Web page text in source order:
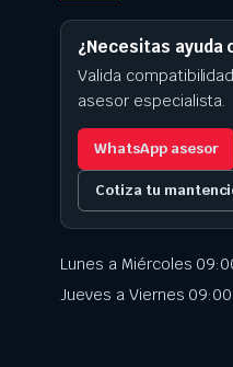
¿Necesitas ayuda
Valida
asesor especialista.
WhatsApp asesor
Cotiza tu
Lunes a Miércoles
Jueves a Viernes